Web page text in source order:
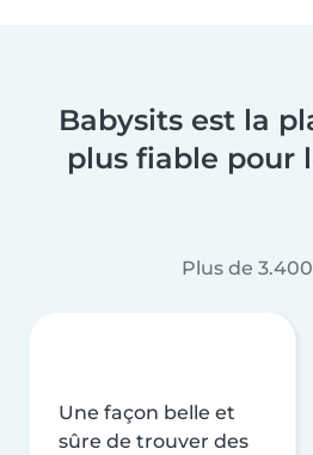
Babysits est la
plus fiable pour
Plus de
Une façon belle et
sûre de trouver des